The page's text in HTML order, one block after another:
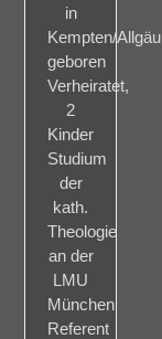
in
Kempten/Allgäu
geboren
Verheiratet,
2
Kinder
Studium
der
kath.
Theologie
an der
LMU
München
Referent